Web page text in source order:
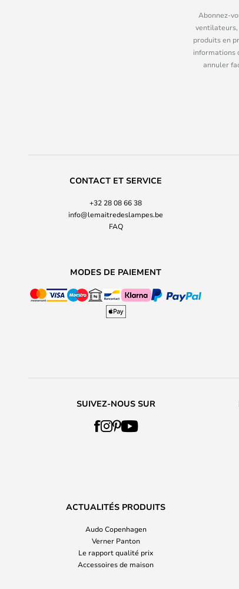
Abonnez-
ventilateurs,
produits en
informations
annuler
CONTACT ET SERVICE
+32 28 08 66 38
info@lemaitredeslampes.be
FAQ
MODES DE PAIEMENT
SUIVEZ-NOUS SUR
ACTUALITÉS PRODUITS
Audo Copenhagen
Verner Panton
Le rapport qualité prix
Accessoires de maison